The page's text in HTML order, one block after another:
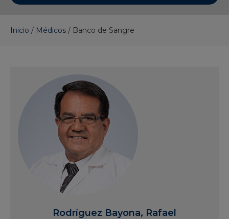
Inicio / Médicos / Banco de Sangre
Rodríguez Bayona, Rafael